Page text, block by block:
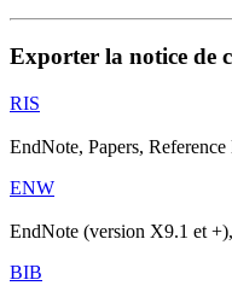
Exporter la notice de
RIS
EndNote, Papers,
ENW
EndNote (version X9.1 et
BIB